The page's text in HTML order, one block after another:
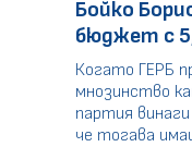
Бойко
бюджет с
Когато ГЕРБ
мнозинство
партия
че тогава